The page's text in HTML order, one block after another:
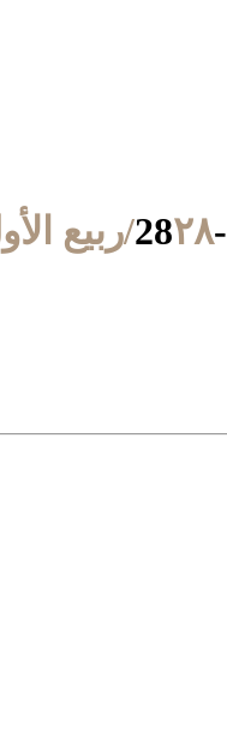
٢٨/ربيع الأول/١٤٤١ الموافق ٢٥/نوفمبر/٢٠١٩